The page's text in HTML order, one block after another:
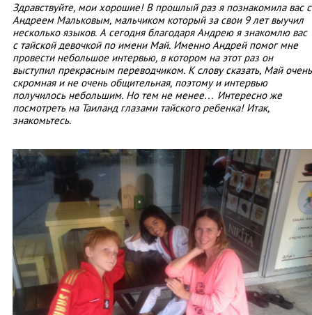
Здравствуйте, мои хорошие! В прошлый раз я познакомила вас с
Андреем Мальковым, мальчиком который за свои 9 лет выучил
несколько языков. А сегодня благодаря Андрею я знакомлю вас
с тайской девочкой по имени Май. Именно Андрей помог мне
провести небольшое интервью, в котором на этот раз он
выступил прекрасным переводчиком. К слову сказать, Май очень
скромная и не очень общительная, поэтому и интервью
получилось небольшим. Но тем не менее… Интересно же
посмотреть на Таиланд глазами тайского ребенка! Итак,
знакомьтесь.